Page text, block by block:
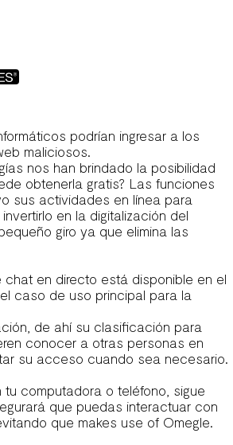
en la aplicación muy sencilla y
a las 12 mejores apps de ti, chat
lo que hace que la conversación
estas características a
video al mismo tiempo, llevando
podrían ingresar a los
maliciosos.
nos han brindado la posibilidad
obtenerla gratis? Las funciones
sus actividades en línea para
en la digitalización del
giro ya que elimina las
en directo está disponible en el
caso de uso principal para la
de ahí su clasificación para
conocer a otras personas en
su acceso cuando sea necesario.
computadora o teléfono, sigue
que puedas interactuar con
que makes use of Omegle.